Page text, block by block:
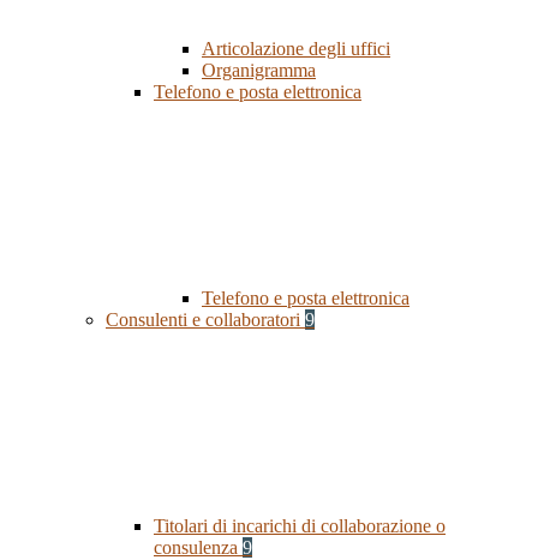
Articolazione degli uffici
Organigramma
Telefono e posta elettronica
Telefono e posta elettronica
Consulenti e collaboratori 9
Titolari di incarichi di collaborazione o
consulenza 9